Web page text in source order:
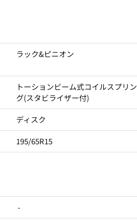
ラック&ピニオン
トーションビーム式コイルスプリン
グ(スタビライザー付)
ディスク
195/65R15
-